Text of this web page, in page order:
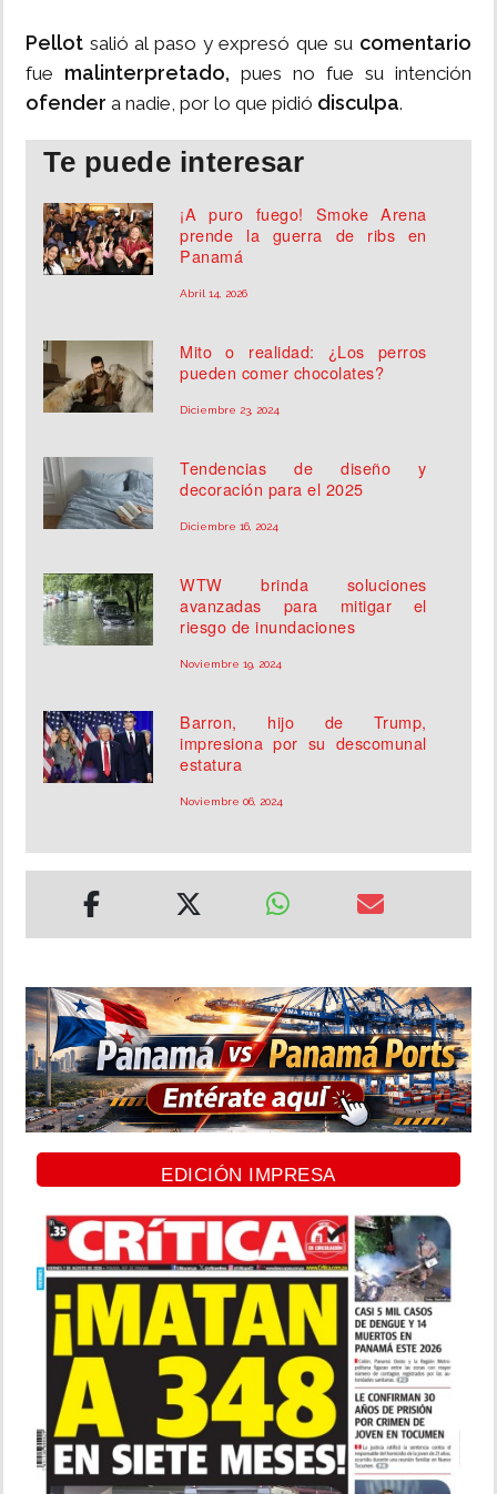
Pellot salió al paso y expresó que su comentario
fue malinterpretado, pues no fue su intención
ofender a nadie, por lo que pidió disculpa.
Te puede interesar
¡A puro fuego! Smoke Arena
prende la guerra de ribs en
Panamá
Abril 14, 2026
Mito o realidad: ¿Los perros
pueden comer chocolates?
Diciembre 23, 2024
Tendencias de diseño y
decoración para el 2025
Diciembre 16, 2024
WTW brinda soluciones
avanzadas para mitigar el
riesgo de inundaciones
Noviembre 19, 2024
Barron, hijo de Trump,
impresiona por su descomunal
estatura
Noviembre 06, 2024
EDICIÓN IMPRESA